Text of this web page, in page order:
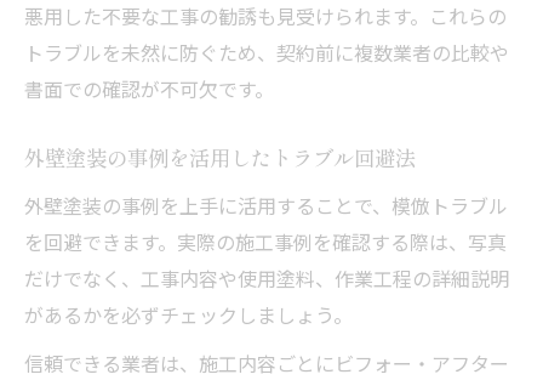
悪用した不要な工事の勧誘も見受けられます。これらの
トラブルを未然に防ぐため、契約前に複数業者の比較や
書面での確認が不可欠です。
外壁塗装の事例を活用したトラブル回避法
外壁塗装の事例を上手に活用することで、模倣トラブル
を回避できます。実際の施工事例を確認する際は、写真
だけでなく、工事内容や使用塗料、作業工程の詳細説明
があるかを必ずチェックしましょう。
信頼できる業者は、施工内容ごとにビフォー・アフター